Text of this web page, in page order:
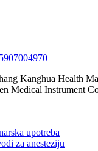
Kanghua Health
Medical Instrument
upotreba
za anesteziju